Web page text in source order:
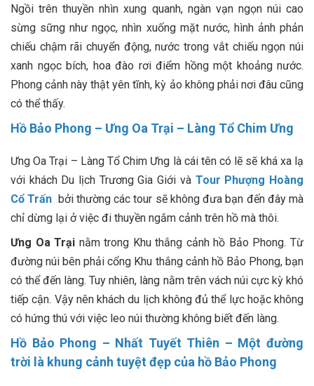
Ngồi trên thuyền nhìn xung quanh, ngàn vạn ngọn núi cao
sừng sững như ngọc, nhìn xuống mặt nước, hình ảnh phản
chiếu chậm rãi chuyển động, nước trong vắt chiếu ngọn núi
xanh ngọc bích, hoa đào rơi điểm hồng một khoảng nước.
Phong cảnh này thật yên tĩnh, kỳ ảo không phải nơi đâu cũng
có thể thấy.
Hồ Bảo Phong – Ưng Oa Trại – Làng Tổ Chim Ưng
Ưng Oa Trại – Làng Tổ Chim Ưng là cái tên có lẽ sẽ khá xa lạ
với khách Du lịch Trương Gia Giới và Tour Phượng Hoàng
Cổ Trấn bởi thường các tour sẽ không đưa bạn đến đây mà
chỉ dừng lại ở việc đi thuyền ngắm cảnh trên hồ mà thôi.
Ưng Oa Trại nằm trong Khu thắng cảnh hồ Bảo Phong. Từ
đường núi bên phải cổng Khu thắng cảnh hồ Bảo Phong, bạn
có thể đến làng. Tuy nhiên, làng nằm trên vách núi cực kỳ khó
tiếp cận. Vậy nên khách du lịch không đủ thể lực hoặc không
có hứng thú với việc leo núi thường không biết đến làng.
Hồ Bảo Phong – Nhất Tuyết Thiên – Một đường
trời là khung cảnh tuyệt đẹp của hồ Bảo Phong